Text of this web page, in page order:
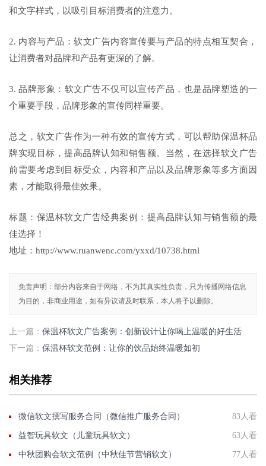
和文字样式，以吸引目标消费者的注意力。
2. 内容与产品：软文广告内容宣传要与产品的特点相互契合，
让消费者对品牌和产品有更深的了解。
3. 品牌形象：软文广告不仅可以宣传产品，也是品牌塑造的一
个重要手段，品牌形象的宣传同样重要。
总之，软文广告作为一种有效的宣传方式，可以帮助保温杯品
牌实现目标，提高品牌认知和销售额。当然，在选择软文广告
前需要考虑到目标受众，内容和产品以及品牌形象等多方面因
素，才能取得最佳效果。
标题：保温杯软文广告经典案例：提高品牌认知与销售额的最
佳选择！
地址：http://www.ruanwenc.com/yxxd/10738.html
免责声明：部分内容来自于网络，不为其真实性负责，只为传播网络信息
为目的，非商业用途，如有异议请及时联系，本人将予以删除。
上一篇： 保温杯软文广告案例：创新设计让你喝上温暖的好生活
下一篇： 保温杯软文范例：让你的饮品始终温暖如初
相关推荐
微信软文撰写服务合同（微信推广服务合同） 83人看
益智玩具软文（儿童玩具软文） 63人看
中秋团购会软文范例（中秋佳节营销软文） 77人看